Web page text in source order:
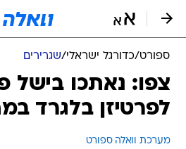
ספורט/כדורגל ישראלי/שגרירים
צפו: נאתכו בישל
לפרטיזן בלגרד
מערכת וואלה ספורט